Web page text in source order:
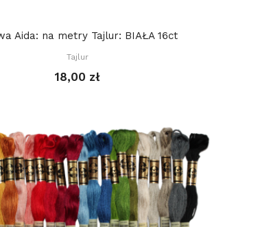
Aida: na metry Tajlur: BIAŁA 16ct
Tajlur
18,00 zł